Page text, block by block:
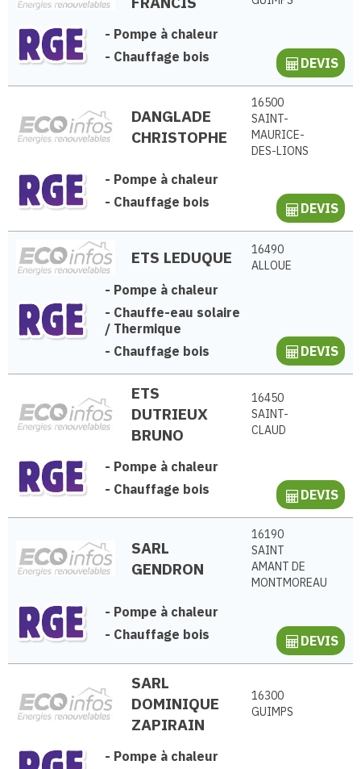
- Pompe à chaleur
- Chauffage bois DEVIS
DANGLADE
CHRISTOPHE
16500
SAINT-
MAURICE-
DES-LIONS
- Pompe à chaleur
- Chauffage bois DEVIS
ETS LEDUQUE
16490
ALLOUE
- Pompe à chaleur
- Chauffe-eau solaire
/ Thermique
- Chauffage bois DEVIS
ETS
DUTRIEUX
BRUNO
16450
SAINT-
CLAUD
- Pompe à chaleur
- Chauffage bois DEVIS
SARL
GENDRON
16190
SAINT
AMANT DE
MONTMOREAU
- Pompe à chaleur
- Chauffage bois DEVIS
SARL
DOMINIQUE
ZAPIRAIN
16300
GUIMPS
- Pompe à chaleur